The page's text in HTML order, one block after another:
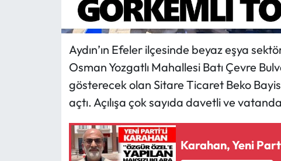
Aydın’ın Efeler ilçesinde beyaz eşya
Osman Yozgatlı Mahallesi Batı Çevre
gösterecek olan Sitare Ticaret Beko
açtı. Açılışa çok sayıda davetli ve
Karahan, Yeni
RESMİ İLANLAR
HABER İLAN